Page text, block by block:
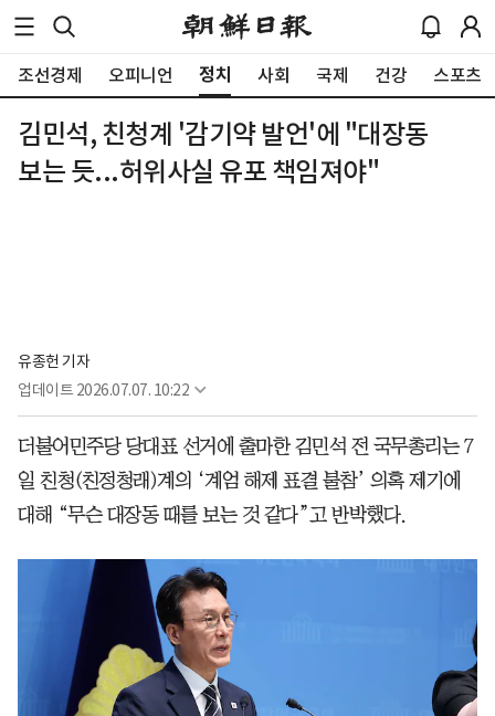
조선경제 오피니언 정치 사회 국제 건강 스포츠
김민석, 친청계 '감기약 발언'에 "대장동
보는 듯...허위사실 유포 책임져야"
유종헌 기자
업데이트 2026.07.07. 10:22
더불어민주당 당대표 선거에 출마한 김민석 전 국무총리는 7
일 친청(친정청래)계의 ‘계엄 해제 표결 불참’ 의혹 제기에
대해 “무슨 대장동 때를 보는 것 같다”고 반박했다.